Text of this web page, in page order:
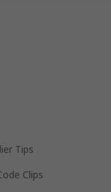
Tips
Clips